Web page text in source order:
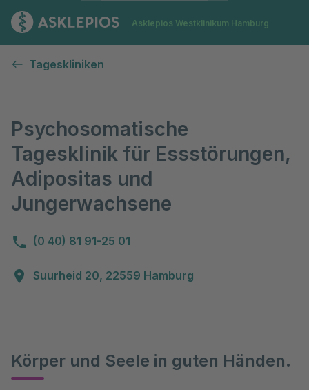
Zur Startseite
Asklepios Westklinikum Hamburg
Tageskliniken
Psychosomatische
Tagesklinik für Essstörungen,
Adipositas und
Jungerwachsene
(0 40) 81 91-25 01
Suurheid 20, 22559 Hamburg
Körper und Seele in guten Händen.